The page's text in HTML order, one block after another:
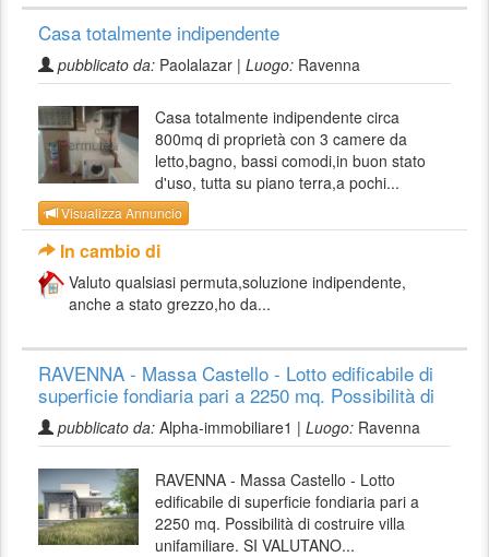
Casa totalmente indipendente
pubblicato da: Paolalazar | Luogo: Ravenna
Casa totalmente indipendente circa
800mq di proprietà con 3 camere da
letto,bagno, bassi comodi,in buon stato
d'uso, tutta su piano terra,a pochi...
Visualizza Annuncio
In cambio di
Valuto qualsiasi permuta,soluzione indipendente,
anche a stato grezzo,ho da...
RAVENNA - Massa Castello - Lotto edificabile di
superficie fondiaria pari a 2250 mq. Possibilità di
pubblicato da: Alpha-immobiliare1 | Luogo: Ravenna
RAVENNA - Massa Castello - Lotto
edificabile di superficie fondiaria pari a
2250 mq. Possibilità di costruire villa
unifamiliare. SI VALUTANO...